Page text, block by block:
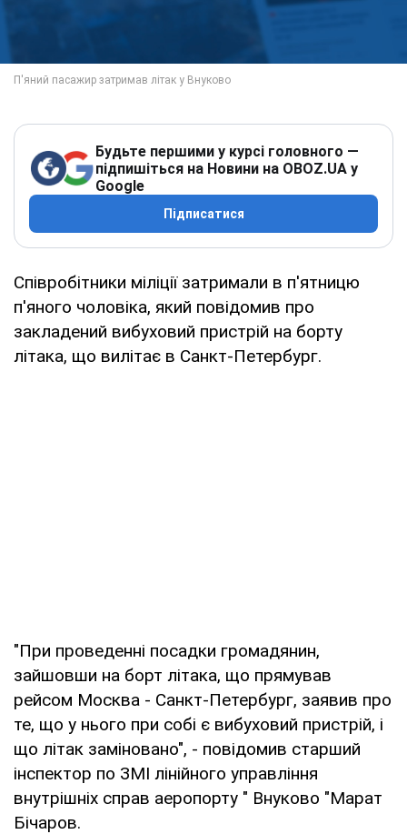
Будьте першими у курсі головного —
підпишіться на Новини на OBOZ.UA у
Google
Підписатися
Співробітники міліції затримали в п'ятницю
п'яного чоловіка, який повідомив про
закладений вибуховий пристрій на борту
літака, що вилітає в Санкт-Петербург.
"При проведенні посадки громадянин,
зайшовши на борт літака, що прямував
рейсом Москва - Санкт-Петербург, заявив про
те, що у нього при собі є вибуховий пристрій, і
що літак заміновано", - повідомив старший
інспектор по ЗМІ лінійного управління
внутрішніх справ аеропорту " Внуково "Марат
Бічаров.